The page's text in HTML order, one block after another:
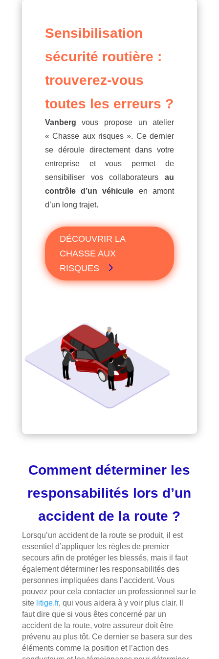
Sensibilisation
sécurité routière :
trouverez-vous
toutes les erreurs ?
Vanberg vous propose un atelier
« Chasse aux risques ». Ce dernier
se déroule directement dans votre
entreprise et vous permet de
sensibiliser vos collaborateursau
contrôle d’un véhicule en amont
d’un long trajet.
DÉCOUVRIR LA
CHASSE AUX
RISQUES
Comment déterminer les
responsabilités lors d’un
accident de la route ?
Lorsqu’un accident de la route se produit, il est
essentiel d’appliquer les règles de premier
secours afin de protéger les blessés, mais il faut
également déterminer les responsabilités des
personnes impliquées dans l’accident. Vous
pouvez pour cela contacter un professionnel sur le
site litige.fr, qui vous aidera à y voir plus clair. Il
faut dire que si vous êtes concerné par un
accident de la route, votre assureur doit être
prévenu au plus tôt. Ce dernier se basera sur des
éléments comme la position et l’action des